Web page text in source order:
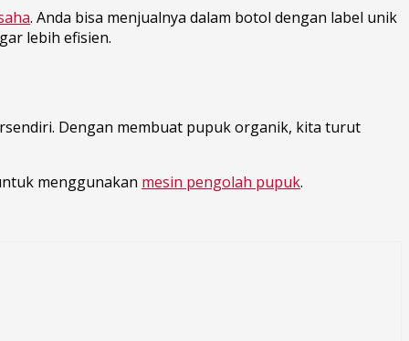
. Anda bisa menjualnya dalam botol dengan label unik
lebih efisien.
Dengan membuat pupuk organik, kita turut
menggunakan mesin pengolah pupuk.